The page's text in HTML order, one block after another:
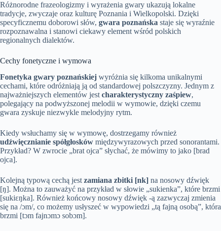
Różnorodne frazeologizmy i wyrażenia gwary ukazują lokalne
tradycje, zwyczaje oraz kulturę Poznania i Wielkopolski. Dzięki
specyficznemu doborowi słów, gwara poznańska staje się wyraźnie
rozpoznawalna i stanowi ciekawy element wśród polskich
regionalnych dialektów.
Cechy fonetyczne i wymowa
Fonetyka gwary poznańskiej wyróżnia się kilkoma unikalnymi
cechami, które odróżniają ją od standardowej polszczyzny. Jednym z
najważniejszych elementów jest charakterystyczny zaśpiew,
polegający na podwyższonej melodii w wymowie, dzięki czemu
gwara zyskuje niezwykle melodyjny rytm.
Kiedy wsłuchamy się w wymowę, dostrzegamy również
udźwięcznianie spółgłosków międzywyrazowych przed sonorantami.
Przykład? W zwrocie „brat ojca” słychać, że mówimy to jako [brad
ojca].
Kolejną typową cechą jest zamiana zbitki [nk] na nosowy dźwięk
[ŋ]. Można to zauważyć na przykład w słowie „sukienka”, które brzmi
[sukiɛŋka]. Również końcowy nosowy dźwięk -ą zazwyczaj zmienia
się na /ɔm/, co możemy usłyszeć w wypowiedzi „tą fajną osobą”, która
brzmi [tɔm fajnɔmɔ sobɔm].